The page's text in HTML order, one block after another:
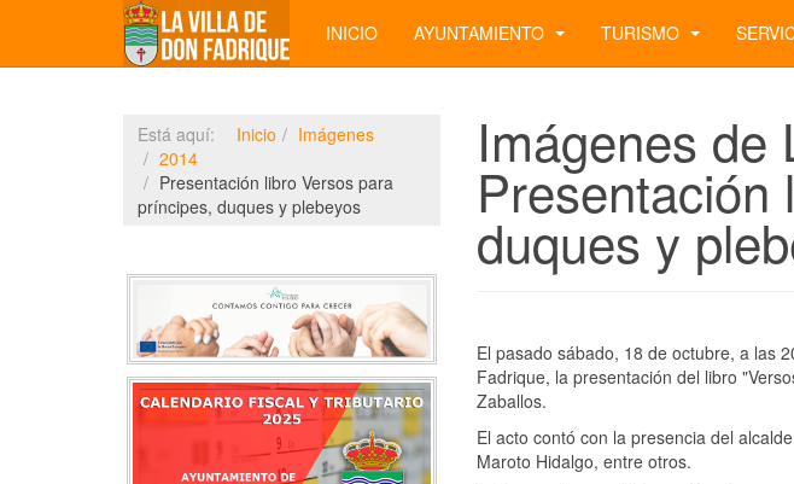
INICIO AYUNTAMIENTO TURISMO
Imágenes de
Presentación
duques y
El pasado sábado, 18 de octubre, a las
Fadrique, la presentación del libro
Zaballos.
El acto contó con la presencia del
Maroto Hidalgo, entre otros.
Está aquí: Inicio
Imágenes
2014
Presentación libro Versos para
príncipes, duques y plebeyos